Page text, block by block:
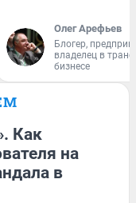
Олег Арефьев
Блогер,
владелец в
бизнесе
Как
на
в